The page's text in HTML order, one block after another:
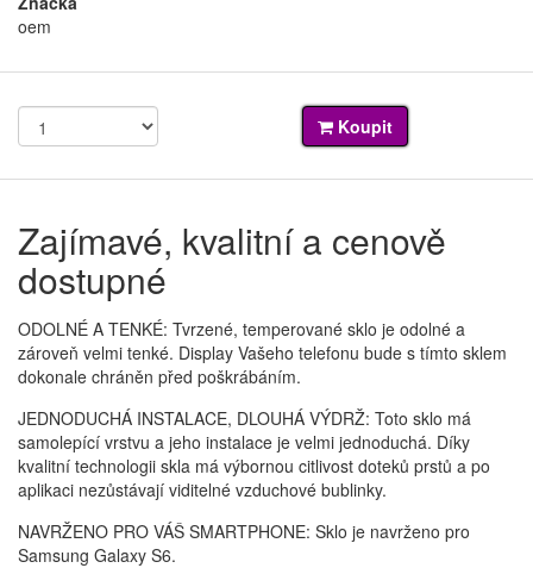
oem
Koupit
Zajímavé, kvalitní a cenově
dostupné
ODOLNÉ A TENKÉ: Tvrzené, temperované sklo je odolné a
zároveň velmi tenké. Display Vašeho telefonu bude s tímto sklem
dokonale chráněn před poškrábáním.
JEDNODUCHÁ INSTALACE, DLOUHÁ VÝDRŽ: Toto sklo má
samolepící vrstvu a jeho instalace je velmi jednoduchá. Díky
kvalitní technologii skla má výbornou citlivost doteků prstů a po
aplikaci nezůstávají viditelné vzduchové bublinky.
NAVRŽENO PRO VÁŠ SMARTPHONE: Sklo je navrženo pro
Samsung Galaxy S6.